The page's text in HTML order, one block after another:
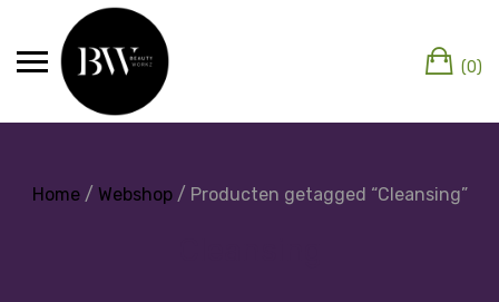
(0)
Home/ Webshop/ Producten getagged “Cleansing”